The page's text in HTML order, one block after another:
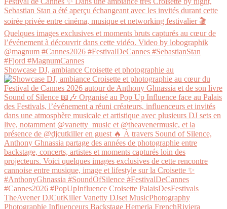
Showcase DJ, ambiance Croisette et photographie au